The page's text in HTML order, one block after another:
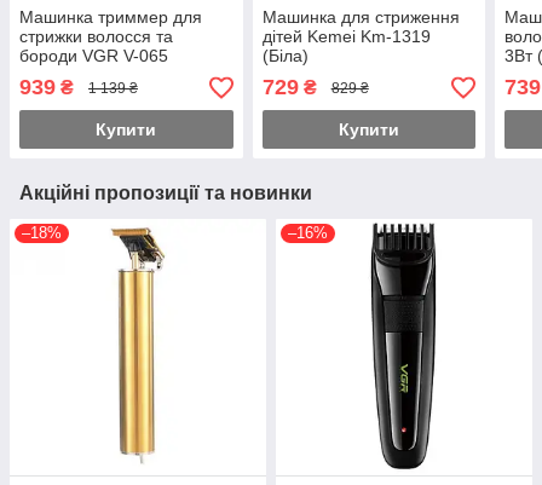
Машинка триммер для
стрижки волосся та
бороди VGR V-065
939 ₴ 1 139 ₴
Купити
Машинка для стриження
дітей Kemei Km-1319
(Біла)
729₴ 829 ₴
Купити
3Вт
739
Акційні пропозиції та новинки
–18% –16%